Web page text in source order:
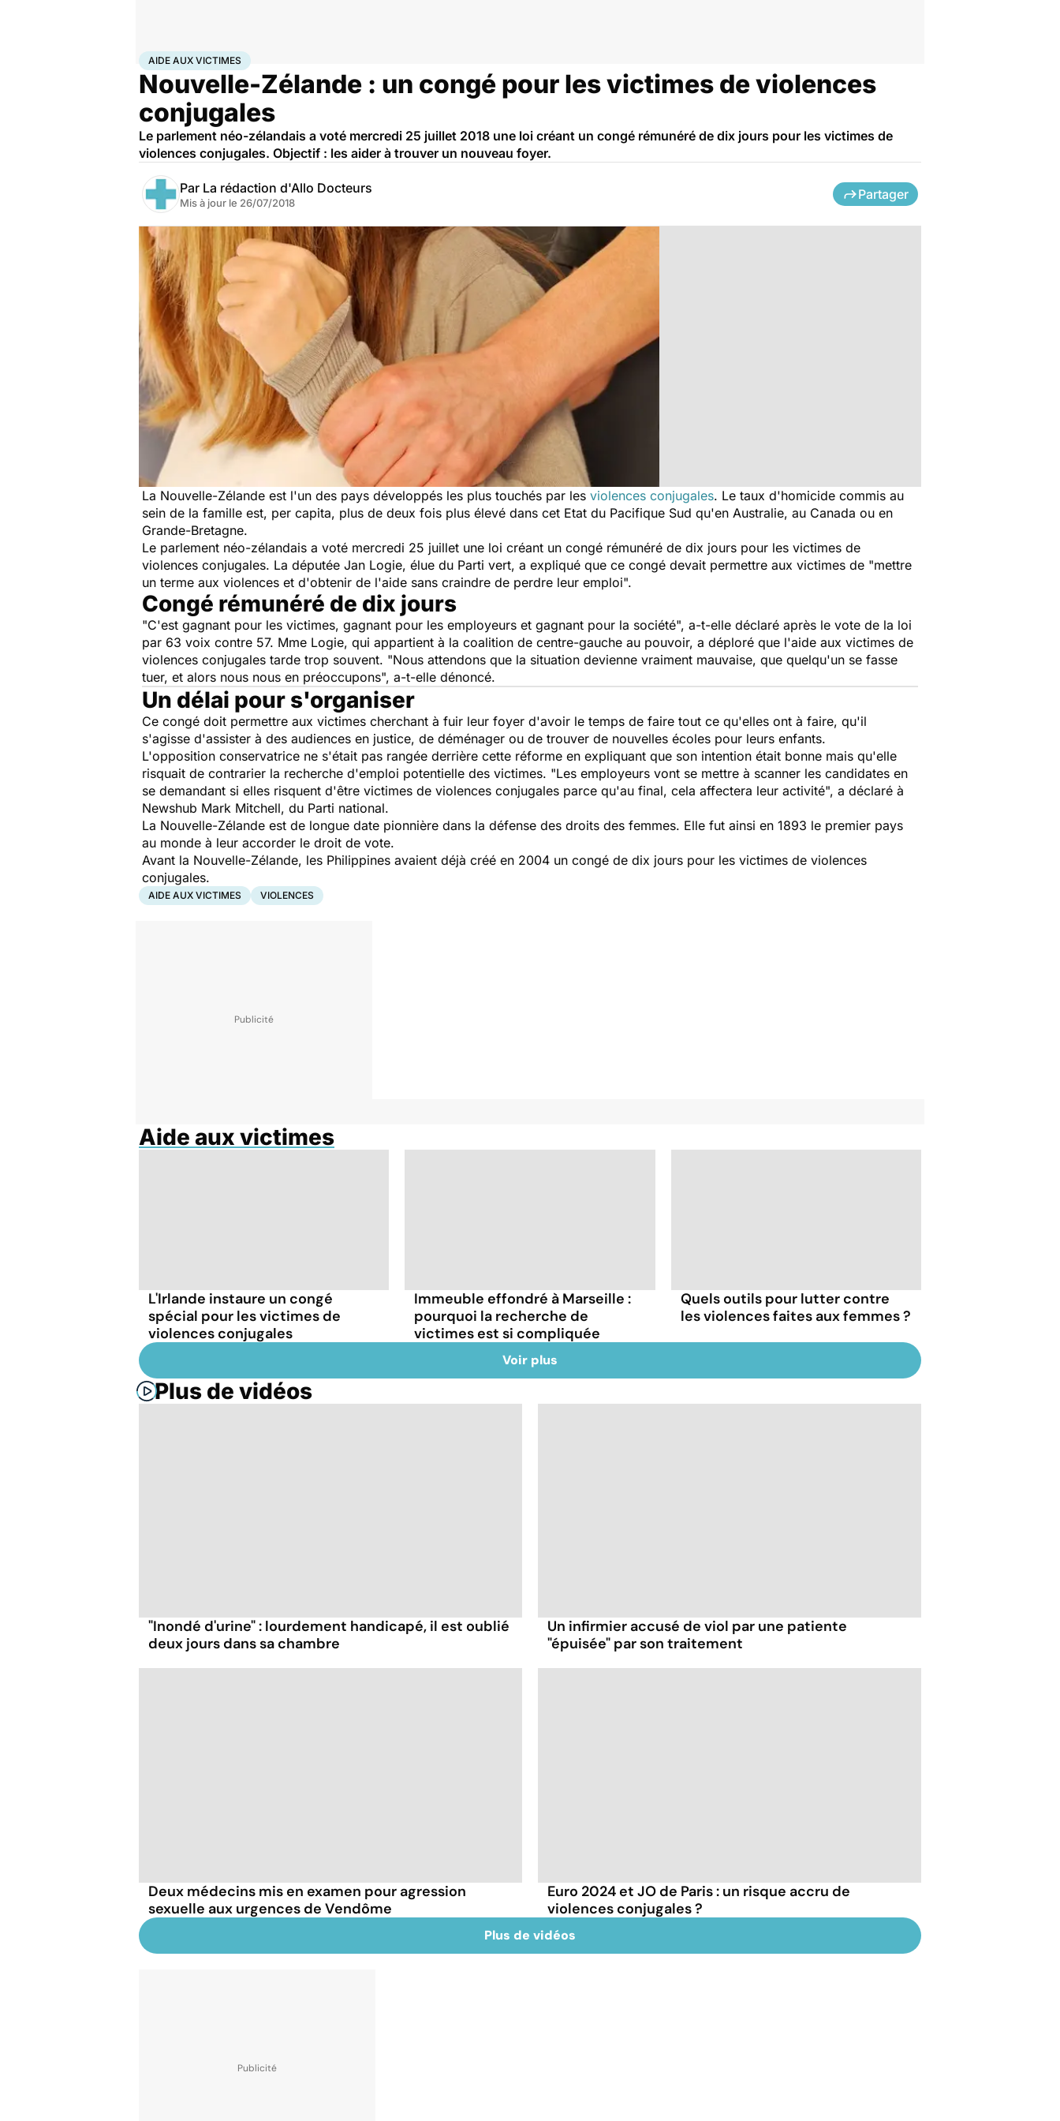
Accueil SantéAide aux victimes
AIDE AUX VICTIMES
Nouvelle-Zélande : un congé pour les victimes de violences
conjugales
Le parlement néo-zélandais a voté mercredi 25 juillet 2018 une loi créant un congé rémunéré de dix jours pour les victimes de
violences conjugales. Objectif : les aider à trouver un nouveau foyer.
Par La rédaction d'Allo Docteurs
Mis à jour le 26/07/2018
Partager
La Nouvelle-Zélande est l'un des pays développés les plus touchés par les violences conjugales. Le taux d'homicide commis au
sein de la famille est, per capita, plus de deux fois plus élevé dans cet Etat du Pacifique Sud qu'en Australie, au Canada ou en
Grande-Bretagne.
Le parlement néo-zélandais a voté mercredi 25 juillet une loi créant un congé rémunéré de dix jours pour les victimes de
violences conjugales. La députée Jan Logie, élue du Parti vert, a expliqué que ce congé devait permettre aux victimes de "mettre
un terme aux violences et d'obtenir de l'aide sans craindre de perdre leur emploi".
Congé rémunéré de dix jours
"C'est gagnant pour les victimes, gagnant pour les employeurs et gagnant pour la société", a-t-elle déclaré après le vote de la loi
par 63 voix contre 57. Mme Logie, qui appartient à la coalition de centre-gauche au pouvoir, a déploré que l'aide aux victimes de
violences conjugales tarde trop souvent. "Nous attendons que la situation devienne vraiment mauvaise, que quelqu'un se fasse
tuer, et alors nous nous en préoccupons", a-t-elle dénoncé.
Un délai pour s'organiser
Ce congé doit permettre aux victimes cherchant à fuir leur foyer d'avoir le temps de faire tout ce qu'elles ont à faire, qu'il
s'agisse d'assister à des audiences en justice, de déménager ou de trouver de nouvelles écoles pour leurs enfants.
L'opposition conservatrice ne s'était pas rangée derrière cette réforme en expliquant que son intention était bonne mais qu'elle
risquait de contrarier la recherche d'emploi potentielle des victimes. "Les employeurs vont se mettre à scanner les candidates en
se demandant si elles risquent d'être victimes de violences conjugales parce qu'au final, cela affectera leur activité", a déclaré à
Newshub Mark Mitchell, du Parti national.
La Nouvelle-Zélande est de longue date pionnière dans la défense des droits des femmes. Elle fut ainsi en 1893 le premier pays
au monde à leur accorder le droit de vote.
Avant la Nouvelle-Zélande, les Philippines avaient déjà créé en 2004 un congé de dix jours pour les victimes de violences
conjugales.
AIDE AUX VICTIMES VIOLENCES
Aide aux victimes
L'Irlande instaure un congé
spécial pour les victimes de
violences conjugales
Immeuble effondré à Marseille :
pourquoi la recherche de
victimes est si compliquée
Quels outils pour lutter contre
les violences faites aux femmes ?
Voir plus
Plus de vidéos
"Inondé d'urine" : lourdement handicapé, il est oublié
deux jours dans sa chambre
Un infirmier accusé de viol par une patiente
"épuisée" par son traitement
Deux médecins mis en examen pour agression
sexuelle aux urgences de Vendôme
Euro 2024 et JO de Paris : un risque accru de
violences conjugales ?
Plus de vidéos